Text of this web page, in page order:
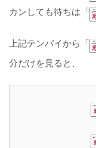
カンしても待ちは「
上記テンパイから「
分だけを見ると、